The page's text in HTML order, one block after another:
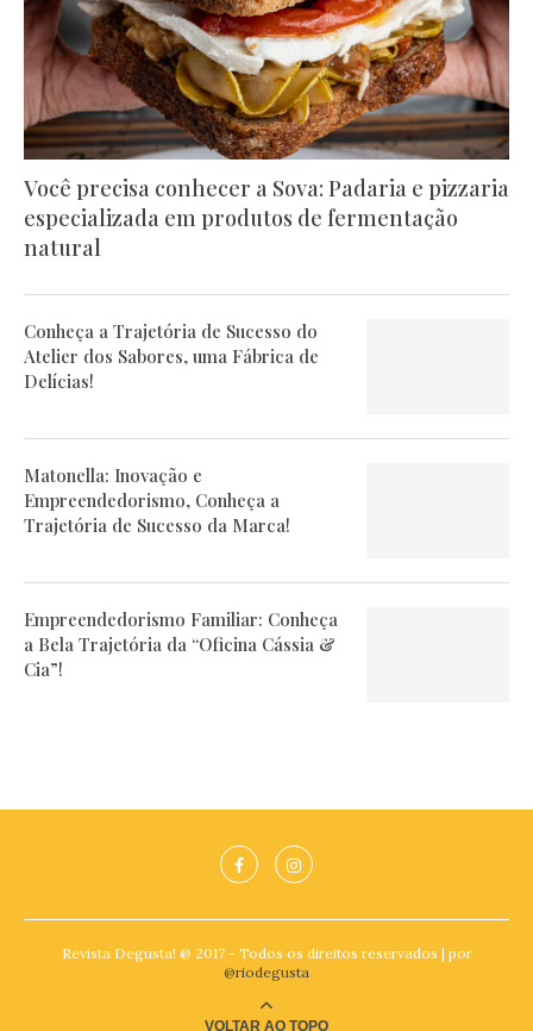
Você precisa conhecer a Sova: Padaria e pizzaria
especializada em produtos de fermentação
natural
Conheça a Trajetória de Sucesso do
Atelier dos Sabores, uma Fábrica de
Delícias!
Matonella: Inovação e
Empreendedorismo, Conheça a
Trajetória de Sucesso da Marca!
Empreendedorismo Familiar: Conheça
a Bela Trajetória da “Oficina Cássia &
Cia”!
Revista Degusta! @ 2017 - Todos os direitos reservados | por
@riodegusta
VOLTAR AO TOPO